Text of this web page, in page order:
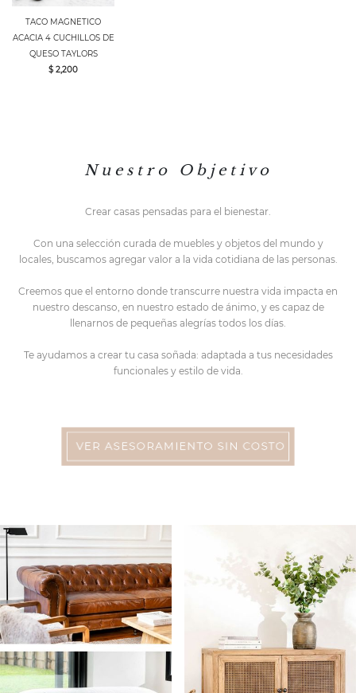
TACO MAGNETICO
ACACIA 4 CUCHILLOS DE
QUESO TAYLORS
$ 2,200
N u e s t r o O b j e t i v o
Crear casas pensadas para el bienestar.
Con una selección curada de muebles y objetos del mundo y
locales, buscamos agregar valor a la vida cotidiana de las personas.
Creemos que el entorno donde transcurre nuestra vida impacta en
nuestro descanso, en nuestro estado de ánimo, y es capaz de
llenarnos de pequeñas alegrías todos los días.
Te ayudamos a crear tu casa soñada: adaptada a tus necesidades
funcionales y estilo de vida.